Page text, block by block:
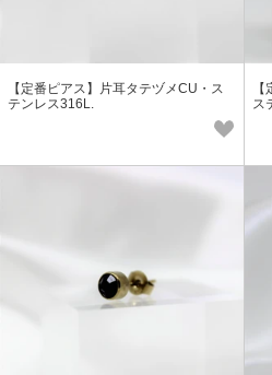
【定番ピアス】片耳タテヅメCU・ス
テンレス316L.
ス